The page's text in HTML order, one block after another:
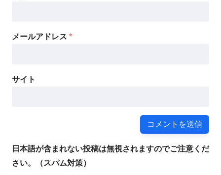
メールアドレス *
サイト
日本語が含まれない投稿は無視されますのでご注意くだ
さい。（スパム対策）